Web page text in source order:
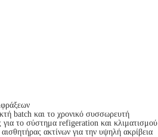
batch και το χρονικό συσσωρευτή
το σύστημα refigeration και κλιματισμού
ακτίνων για την υψηλή ακρίβεια